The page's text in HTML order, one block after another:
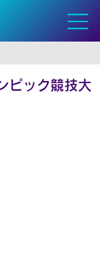
ピック競技大